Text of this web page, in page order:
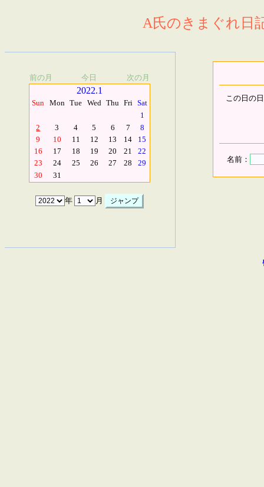
A氏のきまぐれ日
前の月 今日 次の月
2022.1
Sun Mon Tue Wed Thu Fri Sat
1
2
3 4 5 6 7
8
9
10 11 12 13 14
15
16
17 18 19 20 21
22
23
24 25 26 27 28
29
30
31
年 月
この日の
名前：